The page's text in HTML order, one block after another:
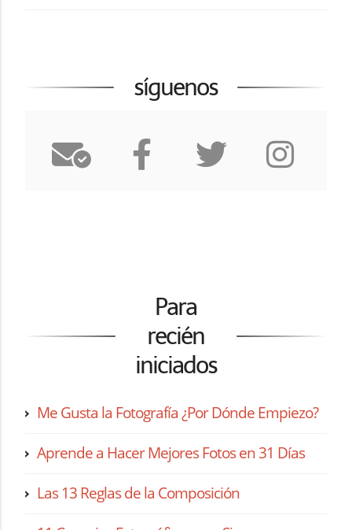
síguenos
Para
recién
iniciados
Me Gusta la Fotografía ¿Por Dónde Empiezo?
Aprende a Hacer Mejores Fotos en 31 Días
Las 13 Reglas de la Composición